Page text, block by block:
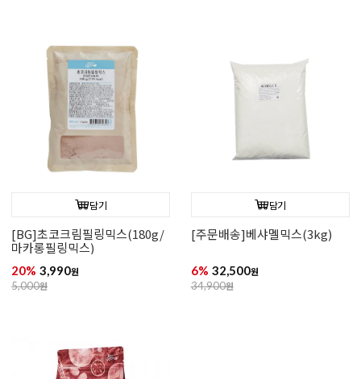
담기
[BG]초코크림필링믹스(180g/
마카롱필링믹스)
20% 3,990원
5,000원
담기
[주문배송]베샤멜믹스(3kg)
6% 32,500원
34,900원